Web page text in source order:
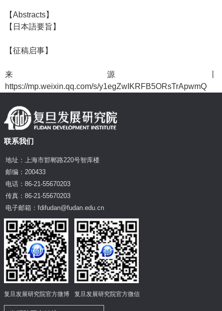
【Abstracts】
【日本語要旨】
【征稿启事】
来源丨
https://mp.weixin.qq.com/s/y1egZwIKRFB5ORsTrApwmQ
联系我们
地址：上海市邯郸路220号智库楼
邮编：200433
电话：86-21-55670203
传真：86-21-55670203
电子邮箱：fdifudan@fudan.edu.cn
复旦发展研究院官方微博 复旦发展研究院官方微信